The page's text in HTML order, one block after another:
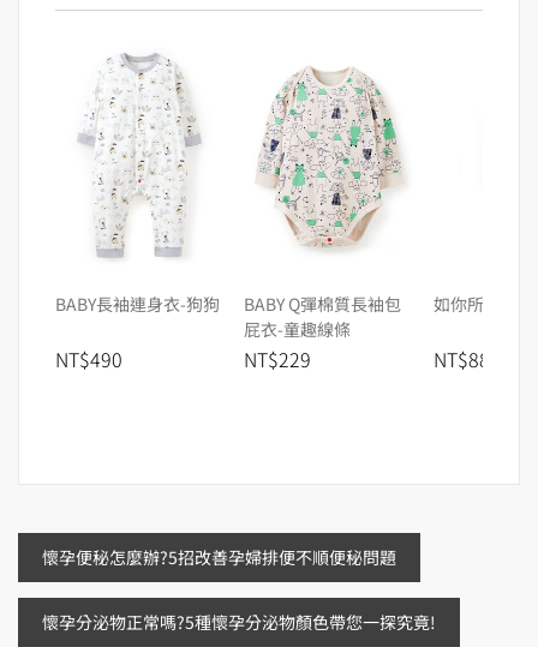
BABY長袖連身衣-狗狗
NT$490
BABY Q彈棉質長袖包
屁衣-童趣線條
NT$229
如你所願護
NT$880
文
章
懷孕便秘怎麼辦?5招改善孕婦排便不順便秘問題
懷孕分泌物正常嗎?5種懷孕分泌物顏色帶您一探究竟!